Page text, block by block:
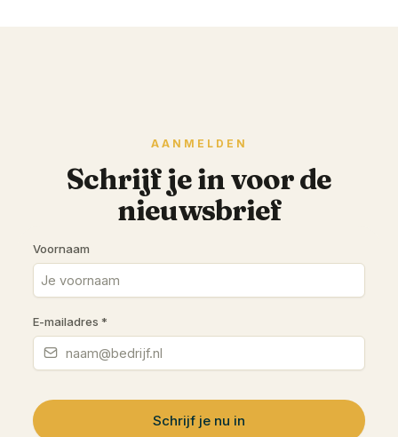
AANMELDEN
Schrijf je in voor de
nieuwsbrief
Voornaam
E-mailadres *
Schrijf je nu in